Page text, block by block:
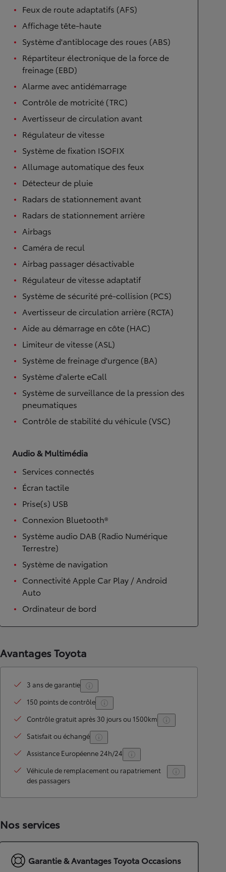
Feux de route adaptatifs (AFS)
Affichage tête-haute
Système d'antiblocage des roues (ABS)
Répartiteur électronique de la force de
freinage (EBD)
Alarme avec antidémarrage
Contrôle de motricité (TRC)
Avertisseur de circulation avant
Régulateur de vitesse
Système de fixation ISOFIX
Allumage automatique des feux
Détecteur de pluie
Radars de stationnement avant
Radars de stationnement arrière
Airbags
Caméra de recul
Airbag passager désactivable
Régulateur de vitesse adaptatif
Système de sécurité pré-collision (PCS)
Avertisseur de circulation arrière (RCTA)
Aide au démarrage en côte (HAC)
Limiteur de vitesse (ASL)
Système de freinage d'urgence (BA)
Système d'alerte eCall
Système de surveillance de la pression des
pneumatiques
Contrôle de stabilité du véhicule (VSC)
Audio & Multimédia
Services connectés
Écran tactile
Prise(s) USB
Connexion Bluetooth®
Système audio DAB (Radio Numérique
Terrestre)
Système de navigation
Connectivité Apple Car Play / Android
Auto
Ordinateur de bord
Avantages Toyota
3 ans de garantie
150 points de contrôle
Contrôle gratuit après 30 jours ou 1500km
Satisfait ou échangé
Assistance Européenne 24h/24
Véhicule de remplacement ou rapatriement
des passagers
Nos services
Garantie & Avantages Toyota Occasions